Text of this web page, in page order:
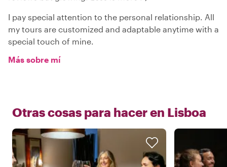
I pay special attention to the personal relationship. All
my tours are customized and adaptable anytime with a
special touch of mine.
Más sobre mí
Otras cosas para hacer en Lisboa